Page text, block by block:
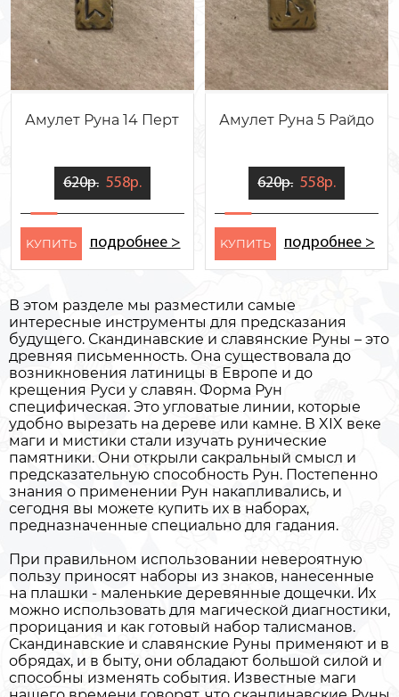
Амулет Руна 14 Перт
620р. 558р.
KУПИТЬ подробнее >
Амулет Руна 5 Райдо
620р. 558р.
KУПИТЬ подробнее >
В этом разделе мы разместили самые
интересные инструменты для предсказания
будущего. Скандинавские и славянские Руны – это
древняя письменность. Она существовала до
возникновения латиницы в Европе и до
крещения Руси у славян. Форма Рун
специфическая. Это угловатые линии, которые
удобно вырезать на дереве или камне. В XIX веке
маги и мистики стали изучать рунические
памятники. Они открыли сакральный смысл и
предсказательную способность Рун. Постепенно
знания о применении Рун накапливались, и
сегодня вы можете купить их в наборах,
предназначенные специально для гадания.
При правильном использовании невероятную
пользу приносят наборы из знаков, нанесенные
на плашки - маленькие деревянные дощечки. Их
можно использовать для магической диагностики,
прорицания и как готовый набор талисманов.
Скандинавские и славянские Руны применяют и в
обрядах, и в быту, они обладают большой силой и
способны изменять события. Известные маги